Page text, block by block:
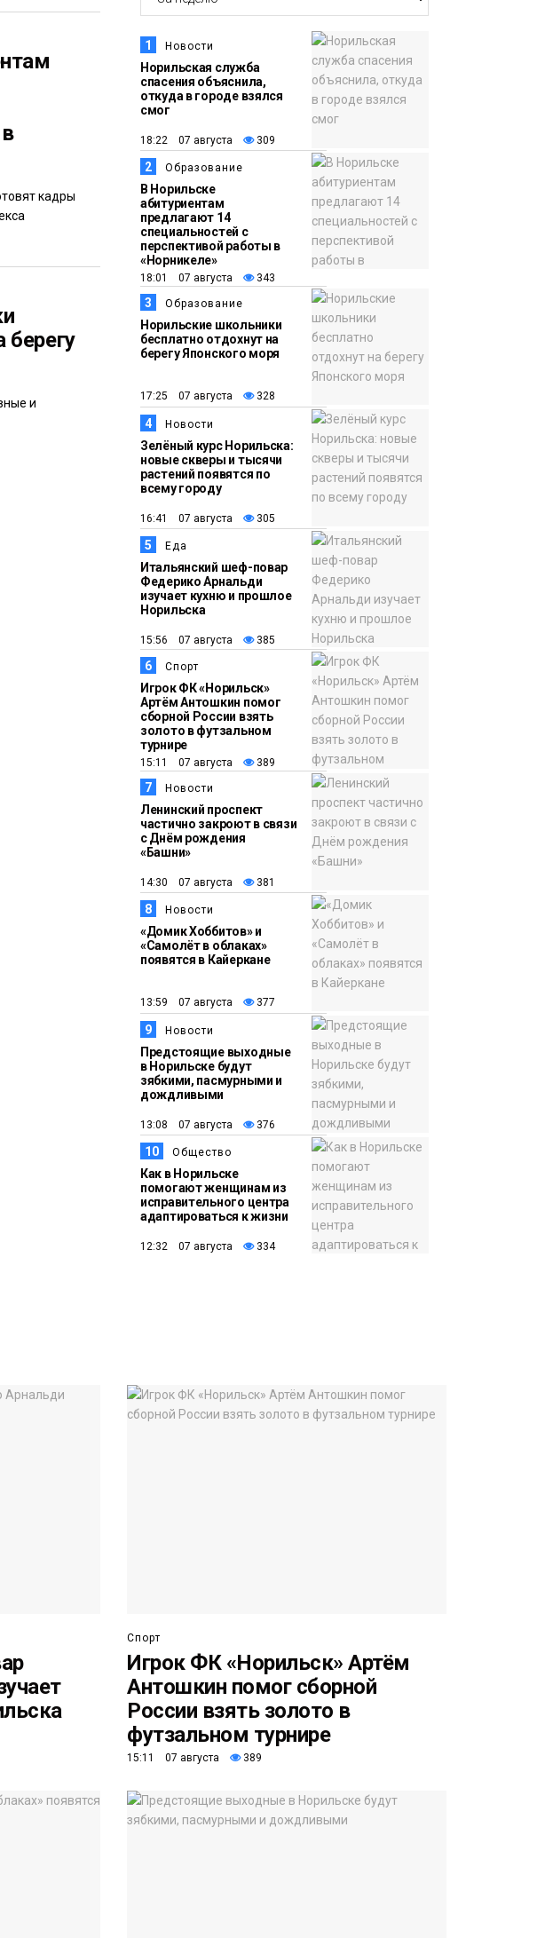
кадры
берегу
и
14:30
Новости
Ленинский проспект
частично закроют в
связи с Днём
рождения «Башни»
13:59
Новости
«Домик Хоббитов» и
«Самолёт в облаках»
появятся в Кайеркане
13:08
Новости
Предстоящие
выходные в
Норильске будут
зябкими, пасмурными
и дождливыми
Общество
Как в Норильске
помогают женщинам
из исправительного
центра
адаптироваться к
жизни
1 Новости
Норильская служба
спасения объяснила,
откуда в городе взялся
смог
18:22 07 августа 309
2 Образование
В Норильске
абитуриентам
предлагают 14
специальностей с
перспективой работы в
«Норникеле»
18:01 07 августа 343
3 Образование
Норильские школьники
бесплатно отдохнут на
берегу Японского моря
17:25 07 августа 328
4 Новости
Зелёный курс Норильска:
новые скверы и тысячи
растений появятся по
всему городу
16:41 07 августа 305
5 Еда
Итальянский шеф-повар
Федерико Арнальди
изучает кухню и прошлое
Норильска
15:56 07 августа 385
6 Спорт
Игрок ФК «Норильск»
Артём Антошкин помог
сборной России взять
золото в футзальном
турнире
15:11 07 августа 389
7 Новости
Ленинский проспект
частично закроют в связи
с Днём рождения
«Башни»
14:30 07 августа 381
8 Новости
«Домик Хоббитов» и
«Самолёт в облаках»
появятся в Кайеркане
13:59 07 августа 377
9 Новости
Предстоящие выходные
в Норильске будут
зябкими, пасмурными и
дождливыми
13:08 07 августа 376
10 Общество
Как в Норильске
помогают женщинам из
исправительного центра
адаптироваться к жизни
12:32 07 августа 334
Спорт
Игрок ФК «Норильск» Артём
Антошкин помог сборной
России взять золото в
футзальном турнире
15:11 07 августа 389